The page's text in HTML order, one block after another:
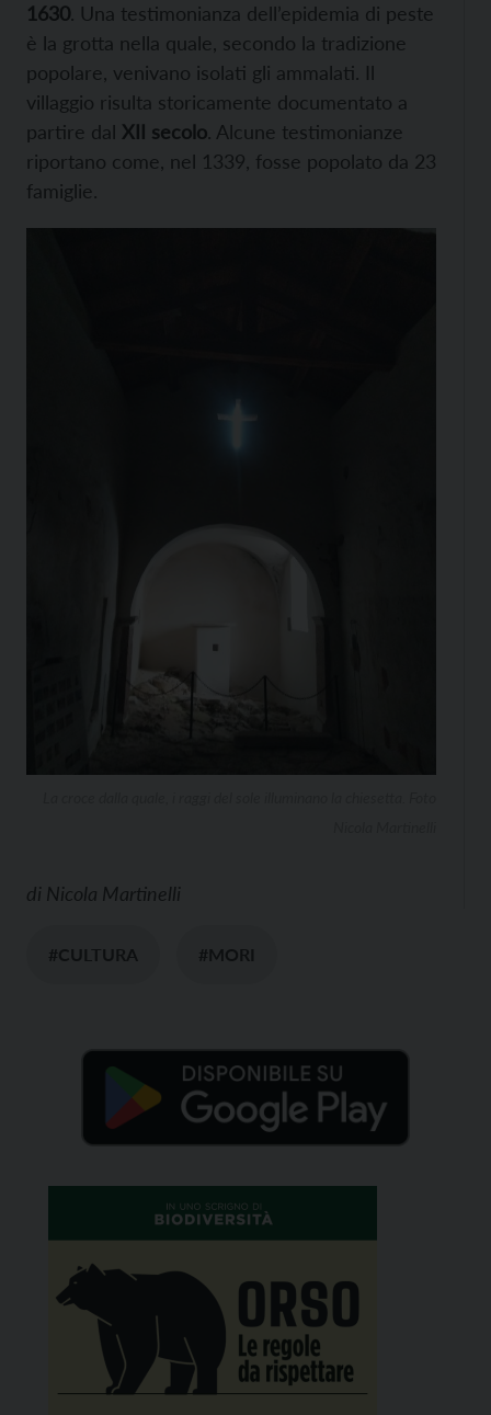
1630. Una testimonianza dell’epidemia di peste
è la grotta nella quale, secondo la tradizione
popolare, venivano isolati gli ammalati. Il
villaggio risulta storicamente documentato a
partire dal XII secolo. Alcune testimonianze
riportano come, nel 1339, fosse popolato da 23
famiglie.
di Nicola Martinelli
#CULTURA #MORI